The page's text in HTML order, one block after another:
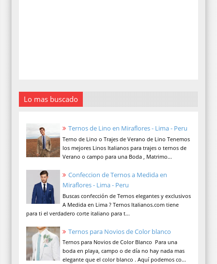
Lo mas buscado
Ternos de Lino en Miraflores - Lima - Peru
Terno de Lino o Trajes de Verano de Lino Tenemos
los mejores Linos Italianos para trajes o ternos de
Verano o campo para una Boda , Matrimo...
Confeccion de Ternos a Medida en
Miraflores - Lima - Peru
Buscas confección de Ternos elegantes y exclusivos
A Medida en Lima ? Ternos Italianos.com tiene
para ti el verdadero corte italiano para t...
Ternos para Novios de Color blanco
Ternos para Novios de Color Blanco Para una
boda en playa, campo o de día no hay nada mas
elegante que el color blanco . Aquí podemos co...